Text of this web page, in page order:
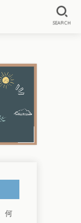
SEARCH
何